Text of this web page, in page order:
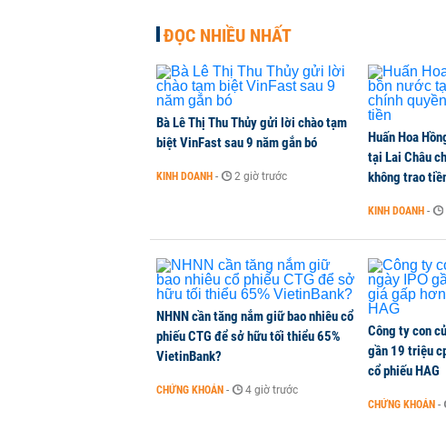
Dòng tiền ngoại bất ngờ trở lại TTCK, ai
CHỨNG KHOÁN 14 phút trước
Kiến nghị đưa người bán hàng online,
TikToker Khánh Sky, Vua Quạt, Hồ Văn
ĐỌC NHIỀU NHẤT
Bà Lê Thị Thu Thủy gửi lời chào tạm
biệt VinFast sau 9 năm gắn bó
KINH DOANH - 2 giờ trước
Huấn Hoa
tại Lai Châu
không trao
KINH DOANH -
NHNN cần tăng nắm giữ bao nhiêu cổ
phiếu CTG để sở hữu tối thiểu 65%
VietinBank?
CHỨNG KHOÁN - 4 giờ trước
Công ty con
gần 19 triệu
cổ phiếu HAG
CHỨNG KHOÁN -